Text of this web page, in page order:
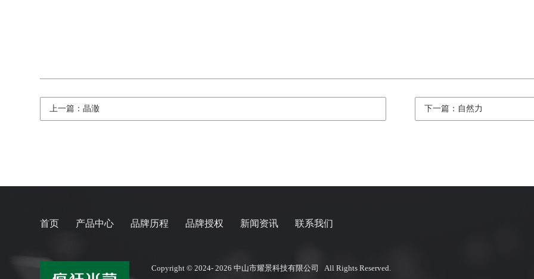
上一篇：晶澈 下一篇：自然力
首页 产品中心 品牌历程 品牌授权 新闻资讯 联系我们
Copyright © 2024- 2026 中山市耀景科技有限公司 All Rights Reserved.